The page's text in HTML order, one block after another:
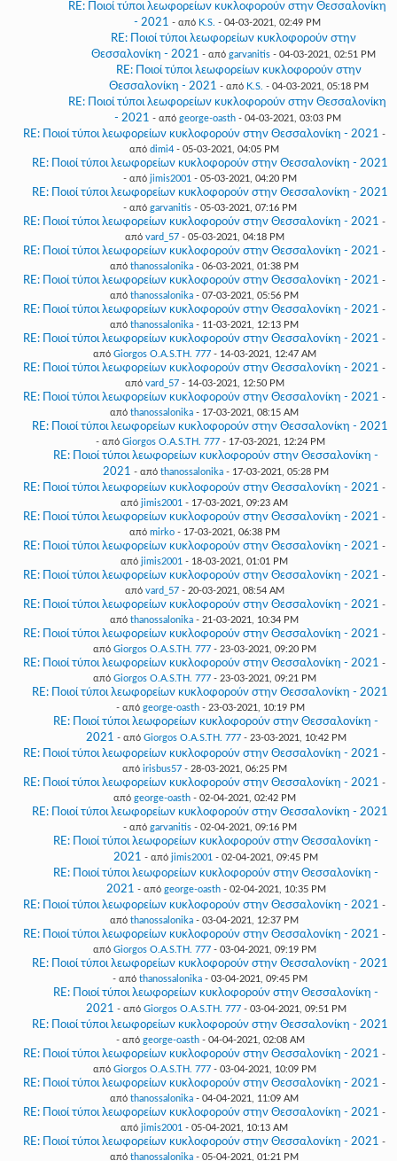
RE: Ποιοί τύποι λεωφορείων κυκλοφορούν στην Θεσσαλονίκη
- 2021 - από K.S. - 04-03-2021, 02:49 PM
RE: Ποιοί τύποι λεωφορείων κυκλοφορούν στην
Θεσσαλονίκη - 2021 - από garvanitis- 04-03-2021, 02:51 PM
RE: Ποιοί τύποι λεωφορείων κυκλοφορούν στην
Θεσσαλονίκη - 2021 - από K.S. - 04-03-2021, 05:18 PM
RE: Ποιοί τύποι λεωφορείων κυκλοφορούν στην Θεσσαλονίκη
- 2021 - από george-oasth- 04-03-2021, 03:03 PM
RE: Ποιοί τύποι λεωφορείων κυκλοφορούν στην Θεσσαλονίκη - 2021 -
από dimi4 - 05-03-2021, 04:05 PM
RE: Ποιοί τύποι λεωφορείων κυκλοφορούν στην Θεσσαλονίκη - 2021
- από jimis2001 - 05-03-2021, 04:20 PM
RE: Ποιοί τύποι λεωφορείων κυκλοφορούν στην Θεσσαλονίκη - 2021
- από garvanitis - 05-03-2021, 07:16 PM
RE: Ποιοί τύποι λεωφορείων κυκλοφορούν στην Θεσσαλονίκη - 2021 -
από vard_57- 05-03-2021, 04:18 PM
RE: Ποιοί τύποι λεωφορείων κυκλοφορούν στην Θεσσαλονίκη - 2021 -
από thanossalonika - 06-03-2021, 01:38 PM
RE: Ποιοί τύποι λεωφορείων κυκλοφορούν στην Θεσσαλονίκη - 2021 -
από thanossalonika - 07-03-2021, 05:56 PM
RE: Ποιοί τύποι λεωφορείων κυκλοφορούν στην Θεσσαλονίκη - 2021 -
από thanossalonika - 11-03-2021, 12:13 PM
RE: Ποιοί τύποι λεωφορείων κυκλοφορούν στην Θεσσαλονίκη - 2021 -
από Giorgos O.A.S.TH. 777- 14-03-2021, 12:47 AM
RE: Ποιοί τύποι λεωφορείων κυκλοφορούν στην Θεσσαλονίκη - 2021 -
από vard_57- 14-03-2021, 12:50 PM
RE: Ποιοί τύποι λεωφορείων κυκλοφορούν στην Θεσσαλονίκη - 2021 -
από thanossalonika - 17-03-2021, 08:15 AM
RE: Ποιοί τύποι λεωφορείων κυκλοφορούν στην Θεσσαλονίκη - 2021
- από Giorgos O.A.S.TH. 777- 17-03-2021, 12:24 PM
RE: Ποιοί τύποι λεωφορείων κυκλοφορούν στην Θεσσαλονίκη -
2021 - από thanossalonika - 17-03-2021, 05:28 PM
RE: Ποιοί τύποι λεωφορείων κυκλοφορούν στην Θεσσαλονίκη - 2021 -
από jimis2001 - 17-03-2021, 09:23 AM
RE: Ποιοί τύποι λεωφορείων κυκλοφορούν στην Θεσσαλονίκη - 2021 -
από mirko- 17-03-2021, 06:38 PM
RE: Ποιοί τύποι λεωφορείων κυκλοφορούν στην Θεσσαλονίκη - 2021 -
από jimis2001 - 18-03-2021, 01:01 PM
RE: Ποιοί τύποι λεωφορείων κυκλοφορούν στην Θεσσαλονίκη - 2021 -
από vard_57- 20-03-2021, 08:54 AM
RE: Ποιοί τύποι λεωφορείων κυκλοφορούν στην Θεσσαλονίκη - 2021 -
από thanossalonika - 21-03-2021, 10:34 PM
RE: Ποιοί τύποι λεωφορείων κυκλοφορούν στην Θεσσαλονίκη - 2021 -
από Giorgos O.A.S.TH. 777- 23-03-2021, 09:20 PM
RE: Ποιοί τύποι λεωφορείων κυκλοφορούν στην Θεσσαλονίκη - 2021 -
από Giorgos O.A.S.TH. 777- 23-03-2021, 09:21 PM
RE: Ποιοί τύποι λεωφορείων κυκλοφορούν στην Θεσσαλονίκη - 2021
- από george-oasth- 23-03-2021, 10:19 PM
RE: Ποιοί τύποι λεωφορείων κυκλοφορούν στην Θεσσαλονίκη -
2021 - από Giorgos O.A.S.TH. 777- 23-03-2021, 10:42 PM
RE: Ποιοί τύποι λεωφορείων κυκλοφορούν στην Θεσσαλονίκη - 2021 -
από irisbus57- 28-03-2021, 06:25 PM
RE: Ποιοί τύποι λεωφορείων κυκλοφορούν στην Θεσσαλονίκη - 2021 -
από george-oasth- 02-04-2021, 02:42 PM
RE: Ποιοί τύποι λεωφορείων κυκλοφορούν στην Θεσσαλονίκη - 2021
- από garvanitis - 02-04-2021, 09:16 PM
RE: Ποιοί τύποι λεωφορείων κυκλοφορούν στην Θεσσαλονίκη -
2021 - από jimis2001 - 02-04-2021, 09:45 PM
RE: Ποιοί τύποι λεωφορείων κυκλοφορούν στην Θεσσαλονίκη -
2021 - από george-oasth- 02-04-2021, 10:35 PM
RE: Ποιοί τύποι λεωφορείων κυκλοφορούν στην Θεσσαλονίκη - 2021 -
από thanossalonika - 03-04-2021, 12:37 PM
RE: Ποιοί τύποι λεωφορείων κυκλοφορούν στην Θεσσαλονίκη - 2021 -
από Giorgos O.A.S.TH. 777- 03-04-2021, 09:19 PM
RE: Ποιοί τύποι λεωφορείων κυκλοφορούν στην Θεσσαλονίκη - 2021
- από thanossalonika - 03-04-2021, 09:45 PM
RE: Ποιοί τύποι λεωφορείων κυκλοφορούν στην Θεσσαλονίκη -
2021 - από Giorgos O.A.S.TH. 777- 03-04-2021, 09:51 PM
RE: Ποιοί τύποι λεωφορείων κυκλοφορούν στην Θεσσαλονίκη - 2021
- από george-oasth- 04-04-2021, 02:08 AM
RE: Ποιοί τύποι λεωφορείων κυκλοφορούν στην Θεσσαλονίκη - 2021 -
από Giorgos O.A.S.TH. 777- 03-04-2021, 10:09 PM
RE: Ποιοί τύποι λεωφορείων κυκλοφορούν στην Θεσσαλονίκη - 2021 -
από thanossalonika - 04-04-2021, 11:09 AM
RE: Ποιοί τύποι λεωφορείων κυκλοφορούν στην Θεσσαλονίκη - 2021 -
από jimis2001 - 05-04-2021, 10:13 AM
RE: Ποιοί τύποι λεωφορείων κυκλοφορούν στην Θεσσαλονίκη - 2021 -
από thanossalonika - 05-04-2021, 01:21 PM